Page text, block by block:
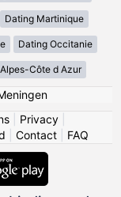
Dating Martinique
Dating Occitanie
Côte d Azur
Privacy
Contact FAQ